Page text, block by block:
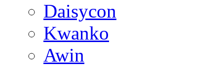
Daisycon
Kwanko
Awin